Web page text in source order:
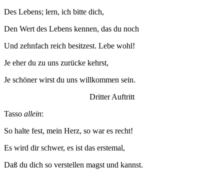
Des Lebens; lern, ich bitte dich,
Den Wert des Lebens kennen, das du noch
Und zehnfach reich besitzest. Lebe wohl!
Je eher du zu uns zurücke kehrst,
Je schöner wirst du uns willkommen sein.
Dritter Auftritt
Tasso allein:
So halte fest, mein Herz, so war es recht!
Es wird dir schwer, es ist das erstemal,
Daß du dich so verstellen magst und kannst.